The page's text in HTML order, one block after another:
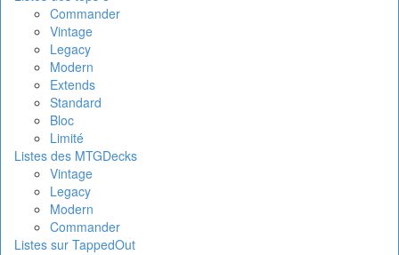
Commander
Vintage
Legacy
Modern
Extends
Standard
Bloc
Limité
Listes des MTGDecks
Vintage
Legacy
Modern
Commander
Listes sur TappedOut